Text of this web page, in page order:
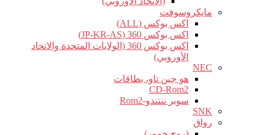
مايكروسوفت
اكس بوكس (ALL)
اكس بوكس 360 (JP-KR-AS)
اكس بوكس 360 (الولايات المتحدة والاتحاد
الأوروبي)
NEC
هو جين تاو، بطاقات
CD-Rom2
سوبر ننتندو-Rom2
SNK
رواق